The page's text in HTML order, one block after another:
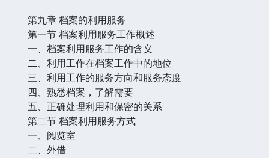
第九章 档案的利用服务
第一节 档案利用服务工作概述
一、档案利用服务工作的含义
二、利用工作在档案工作中的地位
三、利用工作的服务方向和服务态度
四、熟悉档案，了解需要
五、正确处理利用和保密的关系
第二节 档案利用服务方式
一、阅览室
二、外借